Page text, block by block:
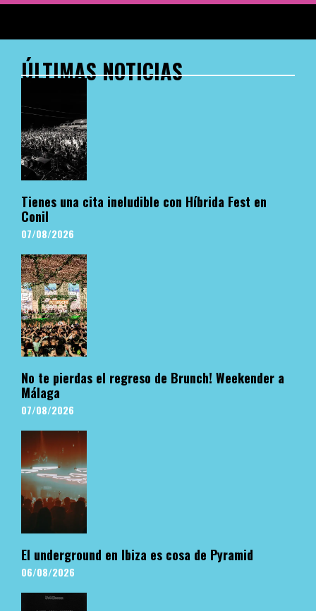
ÚLTIMAS NOTICIAS
Tienes una cita ineludible con Híbrida Fest en
Conil
07/08/2026
No te pierdas el regreso de Brunch! Weekender a
Málaga
07/08/2026
El underground en Ibiza es cosa de Pyramid
06/08/2026